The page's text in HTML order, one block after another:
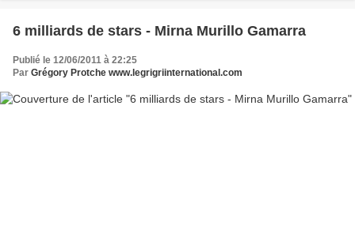
6 milliards de stars - Mirna Murillo Gamarra
Publié le 12/06/2011 à 22:25
Par Grégory Protche www.legrigriinternational.com